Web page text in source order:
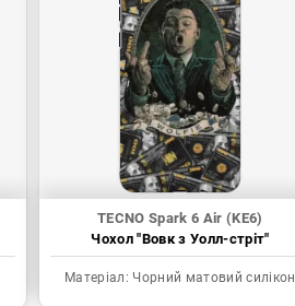
TECNO Spark 6 Air (KE6)
Чохол "Вовк з Уолл-стріт"
Матеріал: Чорний матовий силікон